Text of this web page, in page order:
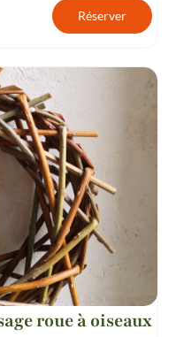
Réserver
roue à oiseaux